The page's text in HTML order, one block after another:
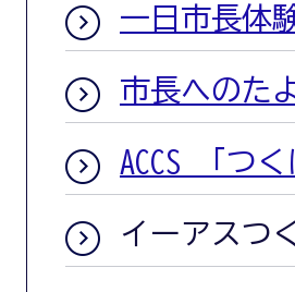
一日市長体
市長へのた
ACCS 「つ
イーアスつ